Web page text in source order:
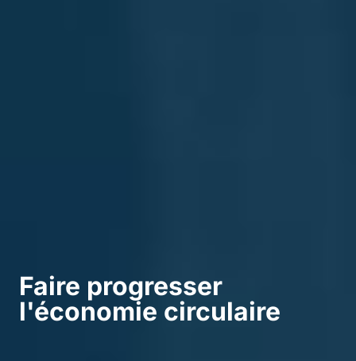
Faire progresser
l'économie circulaire